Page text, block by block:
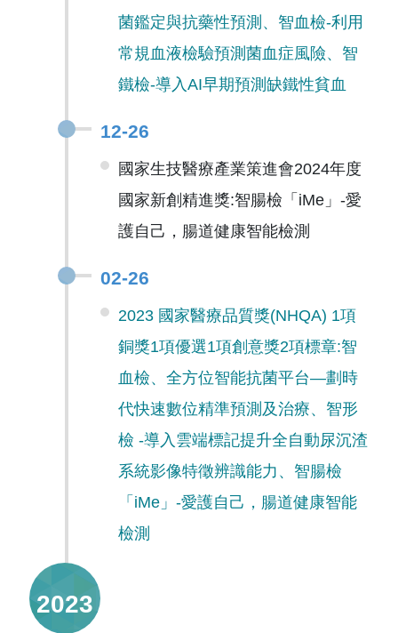
菌鑑定與抗藥性預測、智血檢-利用
常規血液檢驗預測菌血症風險、智
鐵檢-導入AI早期預測缺鐵性貧血
12-26
國家生技醫療產業策進會2024年度
國家新創精進獎:智腸檢「iMe」-愛
護自己，腸道健康智能檢測
02-26
2023 國家醫療品質獎(NHQA) 1項
銅獎1項優選1項創意獎2項標章:智
血檢、全方位智能抗菌平台—劃時
代快速數位精準預測及治療、智形
檢 -導入雲端標記提升全自動尿沉渣
系統影像特徵辨識能力、智腸檢
「iMe」-愛護自己，腸道健康智能
檢測
2023